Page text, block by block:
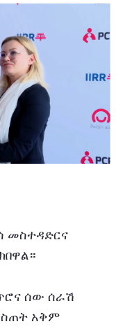
መስተዳድርና
ሰው ሰራሽ
አቅም